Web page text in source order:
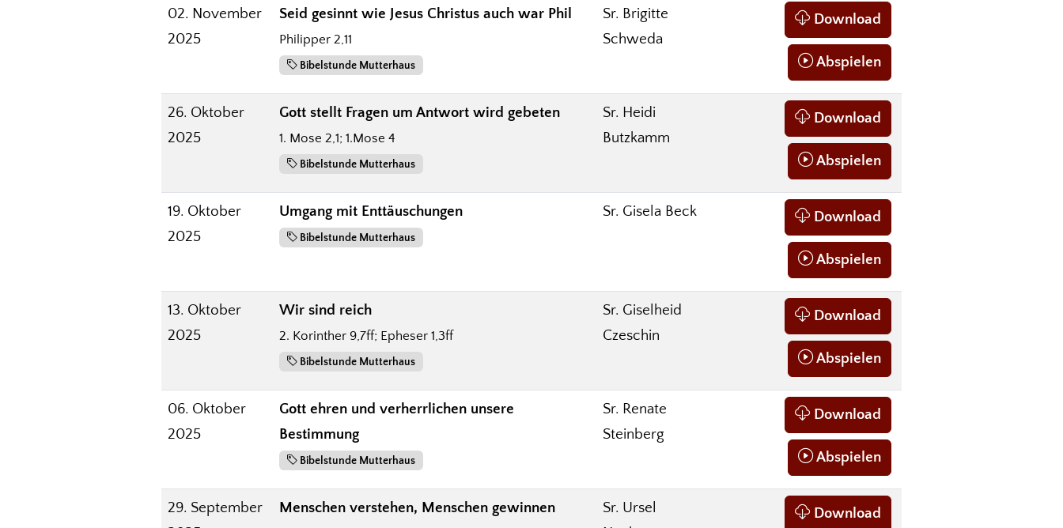
02. November
2025
Seid gesinnt wie Jesus Christus auch war Phil
Philipper 2,11
Bibelstunde Mutterhaus
Sr. Brigitte
Schweda
Download
Abspielen
26. Oktober
2025
Gott stellt Fragen um Antwort wird gebeten
1. Mose 2,1; 1.Mose 4
Bibelstunde Mutterhaus
Sr. Heidi
Butzkamm
Download
Abspielen
19. Oktober
2025
Umgang mit Enttäuschungen
Bibelstunde Mutterhaus
Sr. Gisela Beck Download
Abspielen
13. Oktober
2025
Wir sind reich
2. Korinther 9,7ff; Epheser 1,3ff
Bibelstunde Mutterhaus
Sr. Giselheid
Czeschin
Download
Abspielen
06. Oktober
2025
Gott ehren und verherrlichen unsere
Bestimmung
Bibelstunde Mutterhaus
Sr. Renate
Steinberg
Download
Abspielen
29. September
Menschen verstehen, Menschen gewinnen
Sr. Ursel
Download